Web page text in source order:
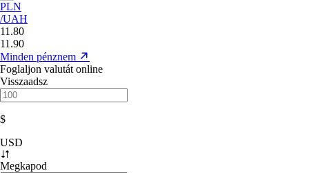
PLN
/UAH
11.80
11.90
Minden pénznem
Foglaljon valutát online
Visszaadsz
$
USD
Megkapod